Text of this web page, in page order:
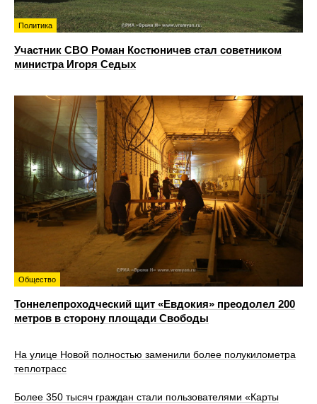
Политика
Участник СВО Роман Костюничев стал советником
министра Игоря Седых
Общество
Тоннелепроходческий щит «Евдокия» преодолел 200
метров в сторону площади Свободы
На улице Новой полностью заменили более полукилометра
теплотрасс
Более 350 тысяч граждан стали пользователями «Карты